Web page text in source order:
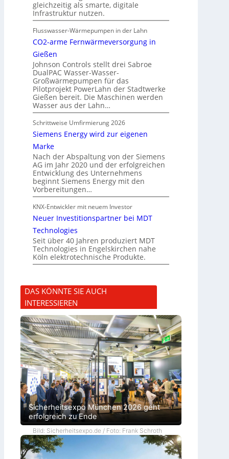
gleichzeitig als smarte, digitale
Infrastruktur nutzen.
Flusswasser-Wärmepumpen in der Lahn
CO2-arme Fernwärmeversorgung in
Gießen
Johnson Controls stellt drei Sabroe
DualPAC Wasser-Wasser-
Großwärmepumpen für das
Pilotprojekt PowerLahn der Stadtwerke
Gießen bereit. Die Maschinen werden
Wasser aus der Lahn…
Schrittweise Umfirmierung 2026
Siemens Energy wird zur eigenen
Marke
Nach der Abspaltung von der Siemens
AG im Jahr 2020 und der erfolgreichen
Entwicklung des Unternehmens
beginnt Siemens Energy mit den
Vorbereitungen…
KNX-Entwickler mit neuem Investor
Neuer Investitionspartner bei MDT
Technologies
Seit über 40 Jahren produziert MDT
Technologies in Engelskirchen nahe
Köln elektrotechnische Produkte.
DAS KÖNNTE SIE AUCH
INTERESSIEREN
Sicherheitsexpo München 2026 geht
erfolgreich zu Ende
Bild: Sicherheitsexpo.de / Foto: Frank Schroth